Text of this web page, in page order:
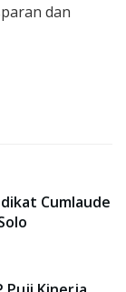
dan
Cumlaude